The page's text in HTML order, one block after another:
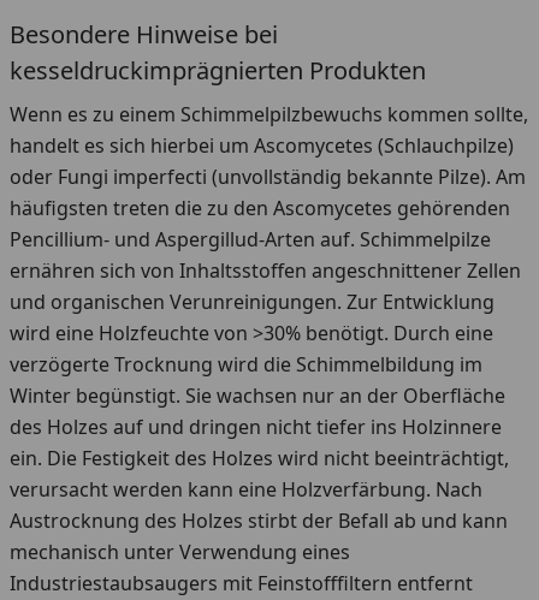
Besondere Hinweise bei
kesseldruckimprägnierten Produkten
Wenn es zu einem Schimmelpilzbewuchs kommen sollte,
handelt es sich hierbei um Ascomycetes (Schlauchpilze)
oder Fungi imperfecti (unvollständig bekannte Pilze). Am
häufigsten treten die zu den Ascomycetes gehörenden
Pencillium- und Aspergillud-Arten auf. Schimmelpilze
ernähren sich von Inhaltsstoffen angeschnittener Zellen
und organischen Verunreinigungen. Zur Entwicklung
wird eine Holzfeuchte von >30% benötigt. Durch eine
verzögerte Trocknung wird die Schimmelbildung im
Winter begünstigt. Sie wachsen nur an der Oberfläche
des Holzes auf und dringen nicht tiefer ins Holzinnere
ein. Die Festigkeit des Holzes wird nicht beeinträchtigt,
verursacht werden kann eine Holzverfärbung. Nach
Austrocknung des Holzes stirbt der Befall ab und kann
mechanisch unter Verwendung eines
Industriestaubsaugers mit Feinstofffiltern entfernt